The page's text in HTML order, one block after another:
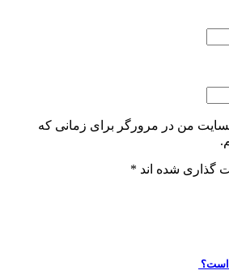
من در مرورگر برای زمانی که
شده اند *
است؟